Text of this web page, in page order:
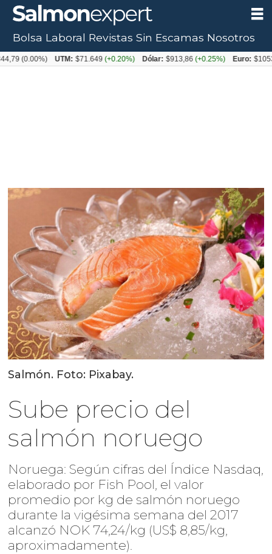
Salmón. Foto: Pixabay.
Sube precio del
salmón noruego
Noruega: Según cifras del Índice Nasdaq,
elaborado por Fish Pool, el valor
promedio por kg de salmón noruego
durante la vigésima semana del 2017
alcanzó NOK 74,24/kg (US$ 8,85/kg,
aproximadamente).
Bolsa Laboral Revistas Sin Escamas Nosotros
UTM: $71.649(+0.20%) Dólar: $913,86(+0.25%) Euro: $1053,08(-